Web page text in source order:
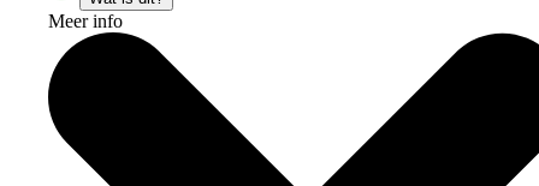
Meer info